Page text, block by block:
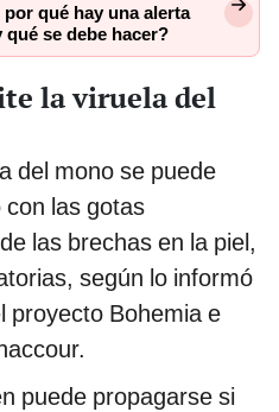
qué hay una alerta
se debe hacer?
la viruela del
del mono se puede
las gotas
las brechas en la piel,
según lo informó
proyecto Bohemia e
puede propagarse si